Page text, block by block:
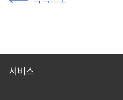
서비스